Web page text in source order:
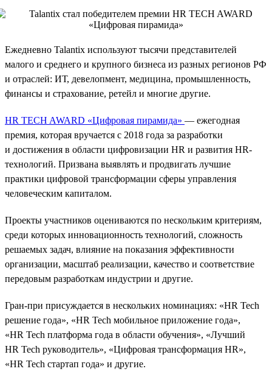
Ежедневно Talantix используют тысячи представителей
малого и среднего и крупного бизнеса из разных регионов РФ
и отраслей: ИТ, девелопмент, медицина, промышленность,
финансы и страхование, ретейл и многие другие.
HR TECH AWARD «Цифровая пирамида» — ежегодная
премия, которая вручается с 2018 года за разработки
и достижения в области цифровизации HR и развития HR-
технологий. Призвана выявлять и продвигать лучшие
практики цифровой трансформации сферы управления
человеческим капиталом.
Проекты участников оцениваются по нескольким критериям,
среди которых инновационность технологий, сложность
решаемых задач, влияние на показания эффективности
организации, масштаб реализации, качество и соответствие
передовым разработкам индустрии и другие.
Гран-при присуждается в нескольких номинациях: «HR Tech
решение года», «HR Tech мобильное приложение года»,
«HR Tech платформа года в области обучения», «Лучший
HR Tech руководитель», «Цифровая трансформация HR»,
«HR Tech стартап года» и другие.